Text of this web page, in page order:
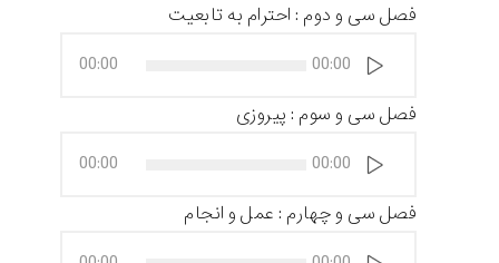
فصل سی و دوم : احترام به تابعیت
صوت
00:00
00:00
فصل سی و سوم : پیروزی
صوت
00:00
00:00
فصل سی و چهارم : عمل و انجام